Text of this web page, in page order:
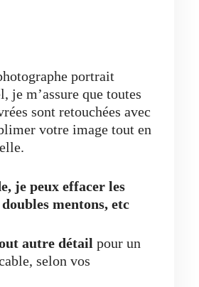
portrait
je m’assure que toutes
sont retouchées avec
votre image tout en
je peux effacer les
mentons, etc
autre détail pour un
selon vos